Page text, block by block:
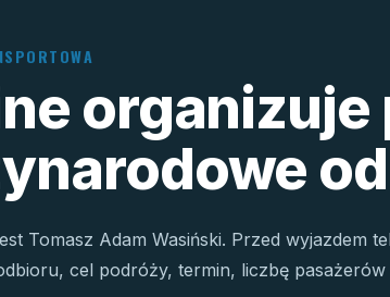
Tomasz Adam Wasiński. Przed wyjazdem
cel podróży, termin, liczbę pasażerów